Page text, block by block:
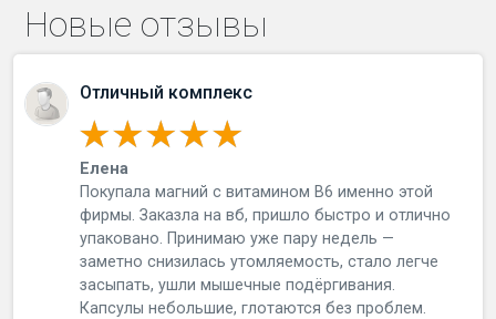
Новые отзывы
Отличный комплекс
Елена
Покупала магний с витамином B6 именно этой
фирмы. Заказла на вб, пришло быстро и отлично
упаковано. Принимаю уже пару недель —
заметно снизилась утомляемость, стало легче
засыпать, ушли мышечные подёргивания.
Капсулы небольшие, глотаются без проблем.